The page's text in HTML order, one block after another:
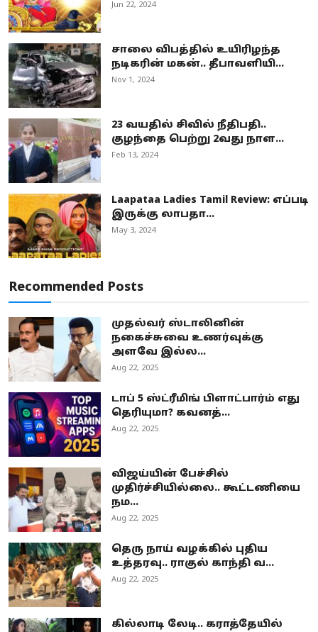
Jun 22, 2024
சாலை விபத்தில் உயிரிழந்த
நடிகரின் மகன்.. தீபாவளியி...
Nov 1, 2024
23 வயதில் சிவில் நீதிபதி..
குழந்தை பெற்று 2வது நாள...
Feb 13, 2024
Laapataa Ladies Tamil Review: எப்படி
இருக்கு லாபதா...
May 3, 2024
Recommended Posts
முதல்வர் ஸ்டாலினின்
நகைச்சுவை உணர்வுக்கு
அளவே இல்ல...
Aug 22, 2025
டாப் 5 ஸ்ட்ரீமிங் பிளாட்பார்ம் எது
தெரியுமா? கவனத்...
Aug 22, 2025
விஜய்யின் பேச்சில்
முதிர்ச்சியில்லை.. கூட்டணியை
நம...
Aug 22, 2025
தெரு நாய் வழக்கில் புதிய
உத்தரவு.. ராகுல் காந்தி வ...
Aug 22, 2025
கில்லாடி லேடி.. கராத்தேயில்